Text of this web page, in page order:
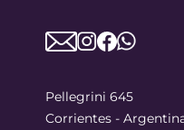
Pellegrini 645
Corrientes -